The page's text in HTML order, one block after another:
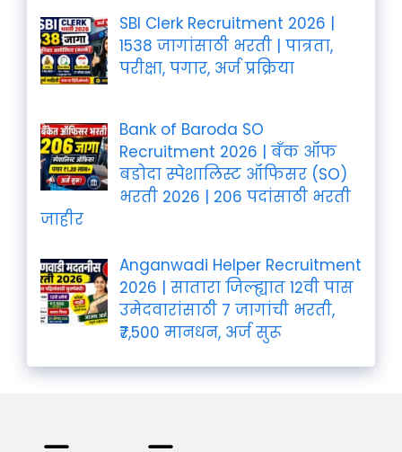
SBI Clerk Recruitment 2026 |
1538 जागांसाठी भरती | पात्रता,
परीक्षा, पगार, अर्ज प्रक्रिया
Bank of Baroda SO
Recruitment 2026 | बँक ऑफ
बडोदा स्पेशालिस्ट ऑफिसर (SO)
भरती 2026 | 206 पदांसाठी भरती
जाहीर
Anganwadi Helper Recruitment
2026 | सातारा जिल्ह्यात 12वी पास
उमेदवारांसाठी 7 जागांची भरती,
₹7,500 मानधन, अर्ज सुरू